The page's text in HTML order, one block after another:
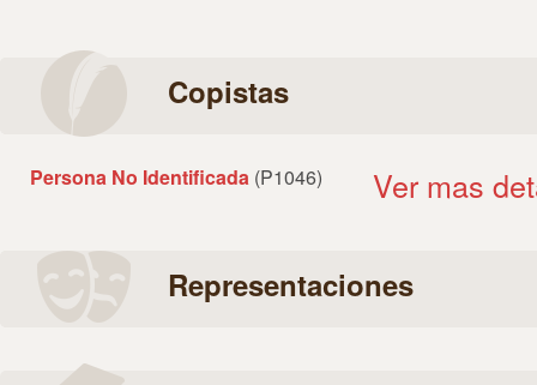
Copistas
Persona No Identificada (P1046) Ver mas
Representaciones